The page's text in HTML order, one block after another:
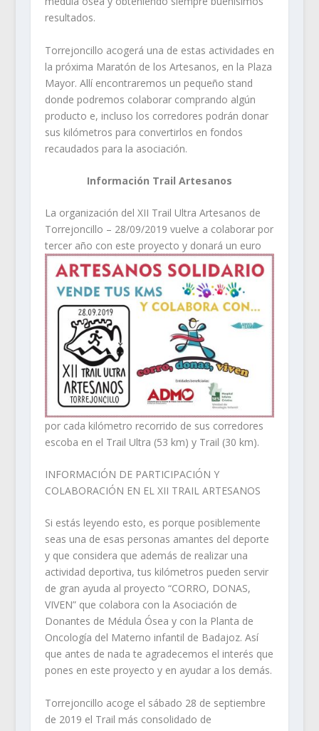
resultados.
Torrejoncillo acogerá una de estas actividades en
la próxima Maratón de los Artesanos, en la Plaza
Mayor. Allí encontraremos un pequeño stand
donde podremos colaborar comprando algún
producto e, incluso los corredores podrán donar
sus kilómetros para convertirlos en fondos
recaudados para la asociación.
Información Trail Artesanos
La organización del XII Trail Ultra Artesanos de
Torrejoncillo – 28/09/2019 vuelve a colaborar por
tercer año con este proyecto y donará un euro
por cada kilómetro recorrido de sus corredores
escoba en el Trail Ultra (53 km) y Trail (30 km).
INFORMACIÓN DE PARTICIPACIÓN Y
COLABORACIÓN EN EL XII TRAIL ARTESANOS
Si estás leyendo esto, es porque posiblemente
seas una de esas personas amantes del deporte
y que considera que además de realizar una
actividad deportiva, tus kilómetros pueden servir
de gran ayuda al proyecto “CORRO, DONAS,
VIVEN” que colabora con la Asociación de
Donantes de Médula Ósea y con la Planta de
Oncología del Materno infantil de Badajoz. Así
que antes de nada te agradecemos el interés que
pones en este proyecto y en ayudar a los demás.
Torrejoncillo acoge el sábado 28 de septiembre
de 2019 el Trail más consolidado de